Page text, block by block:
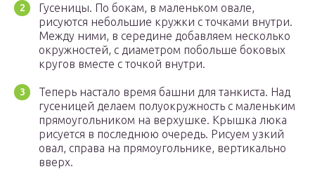
Гусеницы. По бокам, в маленьком овале,
рисуются небольшие кружки с точками внутри.
Между ними, в середине добавляем несколько
окружностей, с диаметром побольше боковых
кругов вместе с точкой внутри.
Теперь настало время башни для танкиста. Над
гусеницей делаем полуокружность с маленьким
прямоугольником на верхушке. Крышка люка
рисуется в последнюю очередь. Рисуем узкий
овал, справа на прямоугольнике, вертикально
вверх.